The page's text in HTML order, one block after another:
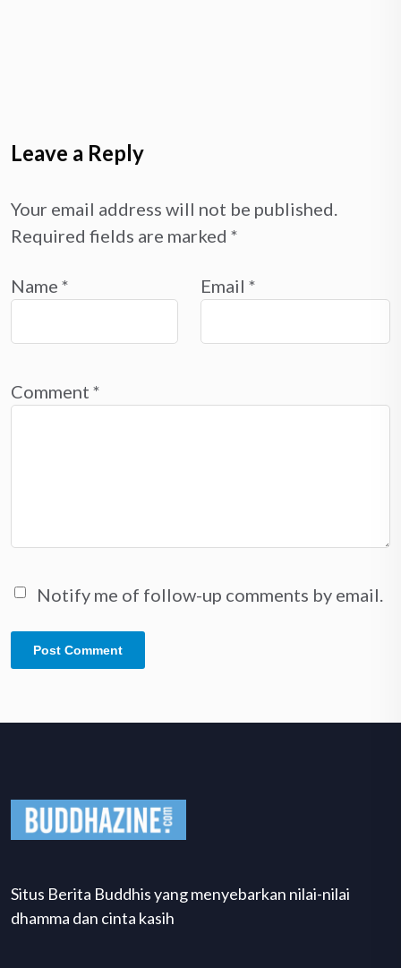
Leave a Reply
Your email address will not be published.
Required fields are marked *
Name * Email *
Comment *
Notify me of follow-up comments by email.
Situs Berita Buddhis yang menyebarkan nilai-nilai
dhamma dan cinta kasih